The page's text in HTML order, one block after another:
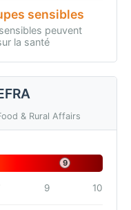
sensibles
peuvent
la santé
& Rural Affairs
9
9 10